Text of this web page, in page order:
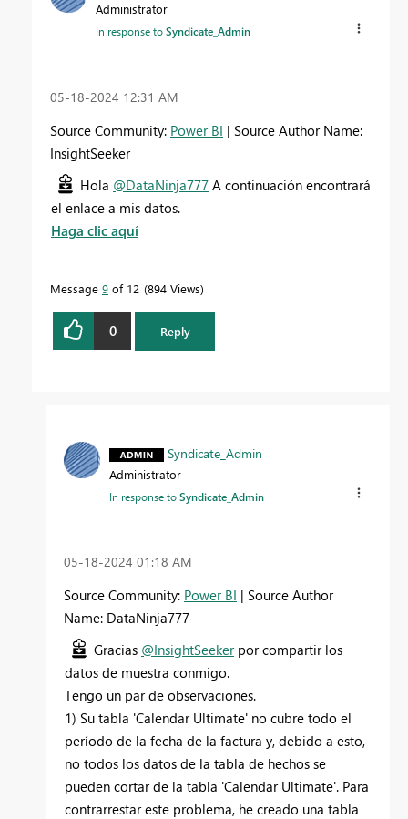
Administrator
In response toSyndicate_Admin
‎05-18-2024 12:31 AM
Source Community: Power BI | Source Author Name:
InsightSeeker
Hola @DataNinja777 A continuación encontrará
el enlace a mis datos.
Haga clic aquí
Message 9 of 12 894 Views
0 Reply
Syndicate_Admin
Administrator
In response toSyndicate_Admin
‎05-18-2024 01:18 AM
Source Community: Power BI | Source Author
Name: DataNinja777
Gracias @InsightSeekerpor compartir los
datos de muestra conmigo.
Tengo un par de observaciones.
1) Su tabla 'Calendar Ultimate' no cubre todo el
período de la fecha de la factura y, debido a esto,
no todos los datos de la tabla de hechos se
pueden cortar de la tabla 'Calendar Ultimate'. Para
contrarrestar este problema, he creado una tabla